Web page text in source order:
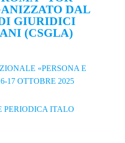
DAL
GIURIDICI
(CSGLA)
«PERSONA E
17 OTTOBRE 2025
PERIODICA ITALO